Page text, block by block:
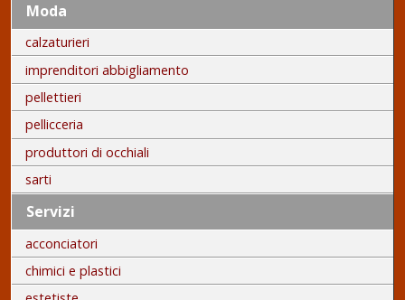
Moda
calzaturieri
imprenditori abbigliamento
pellettieri
pellicceria
produttori di occhiali
sarti
Servizi
acconciatori
chimici e plastici